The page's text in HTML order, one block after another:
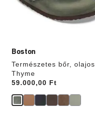
Boston
Természetes bőr, olajos
Thyme
Price:
59.000,00 Ft
termékképet